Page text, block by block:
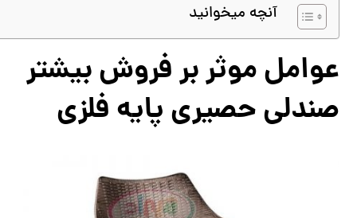
آنچه میخوانید
عوامل موثر بر فروش بیشتر
صندلی حصیری پایه فلزی